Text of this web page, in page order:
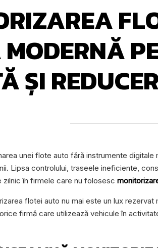
ȘI
unei flote auto fără instrumente
Lipsa controlului, traseele ineficiente,
zilnic în firmele care nu folosesc
flotei auto nu mai este un lux
firmă care utilizează vehicule în